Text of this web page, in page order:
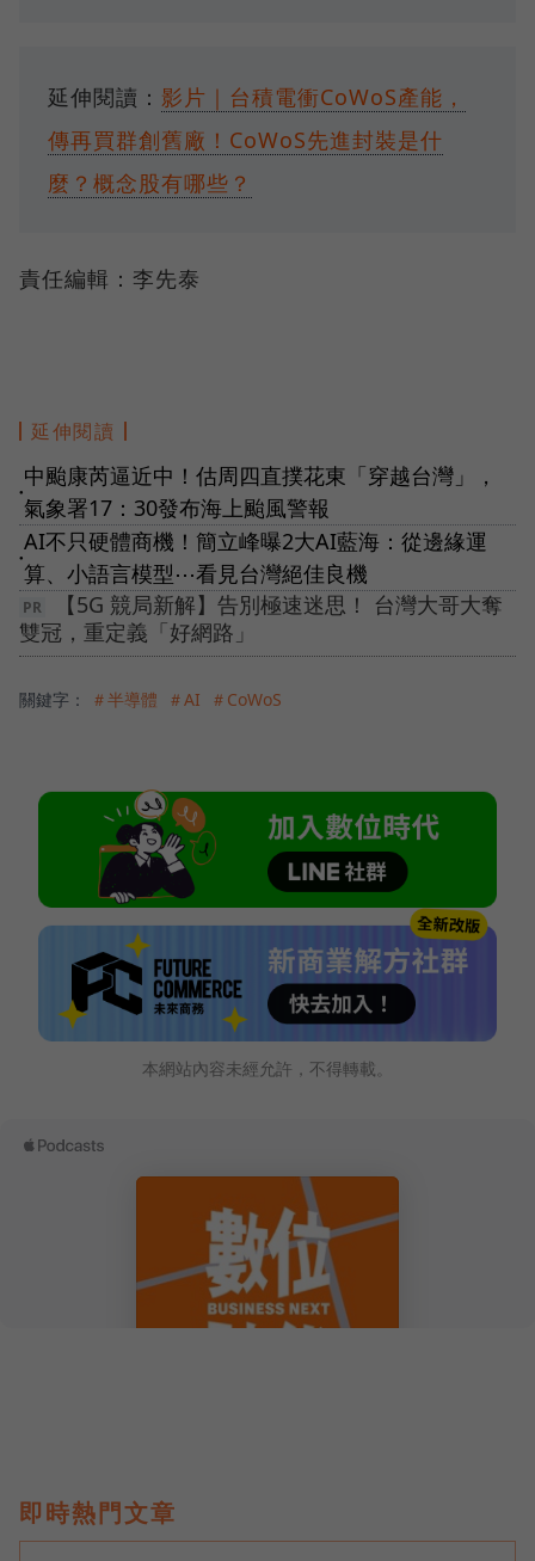
延伸閱讀： 影片｜台積電衝CoWoS產能，
傳再買群創舊廠！CoWoS先進封裝是什
麼？概念股有哪些？
責任編輯：李先泰
延伸閱讀
●
中颱康芮逼近中！估周四直撲花東「穿越台灣」，
氣象署17：30發布海上颱風警報
●
AI不只硬體商機！簡立峰曝2大AI藍海：從邊緣運
算、小語言模型⋯看見台灣絕佳良機
【5G 競局新解】告別極速迷思！ 台灣大哥大奪
雙冠，重定義「好網路」
關鍵字： ＃半導體 ＃AI ＃CoWoS
本網站內容未經允許，不得轉載。
即時熱門文章